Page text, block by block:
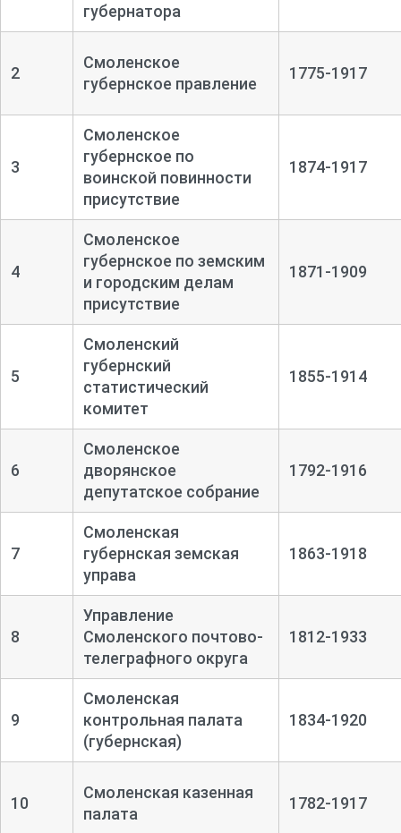
губернатора
2
Смоленское
губернское правление
1775-1917
3
Смоленское
губернское по
воинской повинности
присутствие
1874-1917
4
Смоленское
губернское по земским
и городским делам
присутствие
1871-1909
5
Смоленский
губернский
статистический
комитет
1855-1914
6
Смоленское
дворянское
депутатское собрание
1792-1916
7
Смоленская
губернская земская
управа
1863-1918
8
Управление
Смоленского почтово-
телеграфного округа
1812-1933
9
Смоленская
контрольная палата
(губернская)
1834-1920
10
Смоленская казенная
палата
1782-1917